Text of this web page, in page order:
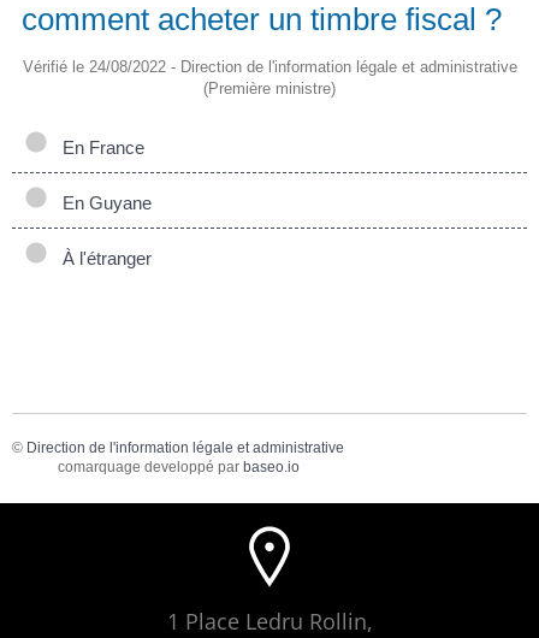
comment acheter un timbre fiscal ?
Vérifié le 24/08/2022 - Direction de l'information légale et administrative
(Première ministre)
En France
En Guyane
À l'étranger
© Direction de l'information légale et administrative
comarquage developpé par baseo.io
1 Place Ledru Rollin,